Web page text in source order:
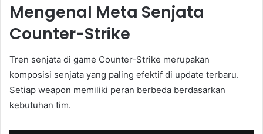
Mengenal Meta Senjata
Counter-Strike
Tren senjata di game Counter-Strike merupakan
komposisi senjata yang paling efektif di update terbaru.
Setiap weapon memiliki peran berbeda berdasarkan
kebutuhan tim.